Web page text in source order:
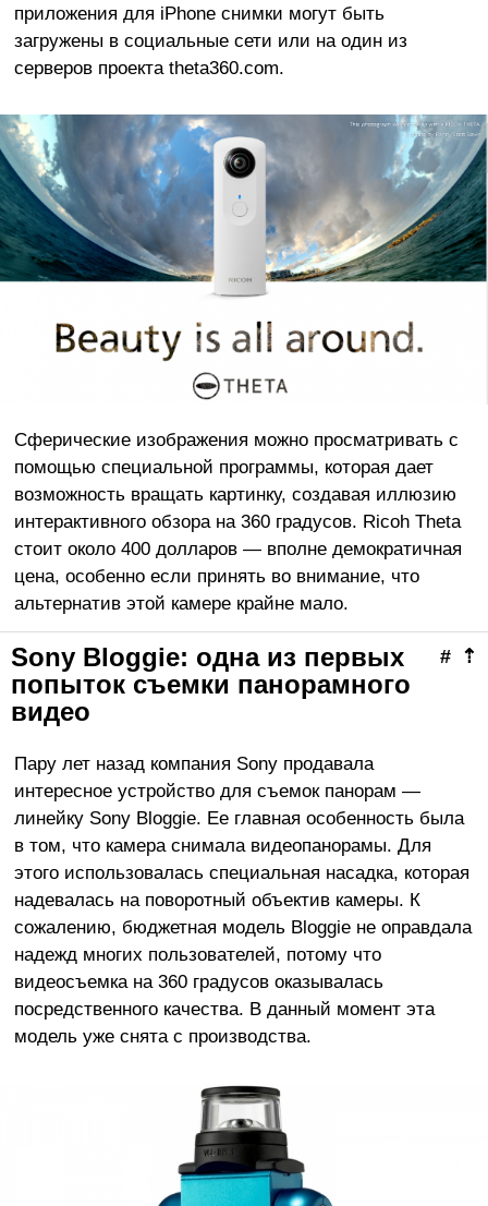
приложения для iPhone снимки могут быть
загружены в социальные сети или на один из
серверов проекта theta360.com.
Сферические изображения можно просматривать с
помощью специальной программы, которая дает
возможность вращать картинку, создавая иллюзию
интерактивного обзора на 360 градусов. Ricoh Theta
стоит около 400 долларов — вполне демократичная
цена, особенно если принять во внимание, что
альтернатив этой камере крайне мало.
⇡
#
Sony Bloggie: одна из первых
попыток съемки панорамного
видео
Пару лет назад компания Sony продавала
интересное устройство для съемок панорам —
линейку Sony Bloggie. Ее главная особенность была
в том, что камера снимала видеопанорамы. Для
этого использовалась специальная насадка, которая
надевалась на поворотный объектив камеры. К
сожалению, бюджетная модель Bloggie не оправдала
надежд многих пользователей, потому что
видеосъемка на 360 градусов оказывалась
посредственного качества. В данный момент эта
модель уже снята с производства.